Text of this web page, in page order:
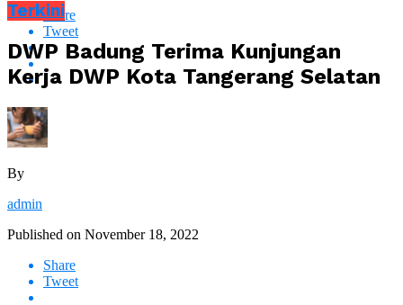
Share
Tweet
Terkini
DWP Badung Terima Kunjungan
Kerja DWP Kota Tangerang Selatan
By
admin
Published on November 18, 2022
Share
Tweet